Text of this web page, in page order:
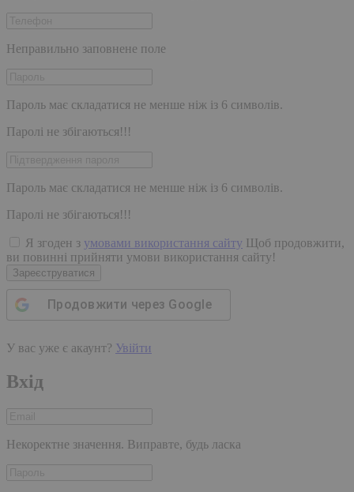
Неправильно заповнене поле
Пароль має складатися не менше ніж із 6 символів.
Паролі не збігаються!!!
Пароль має складатися не менше ніж із 6 символів.
Паролі не збігаються!!!
Я згоден з умовами використання сайту Щоб продовжити,
ви повинні прийняти умови використання сайту!
Зареєструватися
Продовжити через Google
У вас уже є акаунт? Увійти
Вхід
Некоректне значення. Виправте, будь ласка